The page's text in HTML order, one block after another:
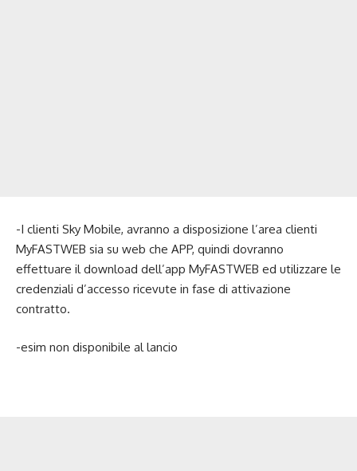
-I clienti Sky Mobile, avranno a disposizione l’area clienti
MyFASTWEB sia su web che APP, quindi dovranno
effettuare il download dell’app MyFASTWEB ed utilizzare le
credenziali d’accesso ricevute in fase di attivazione
contratto.
-esim non disponibile al lancio